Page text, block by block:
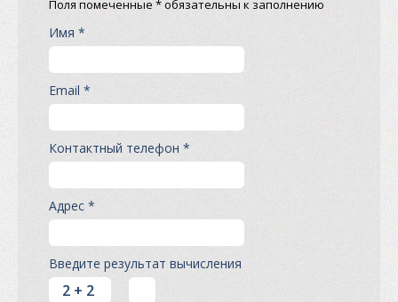
Поля помеченные * обязательны к заполнению
Имя *
Email *
Контактный телефон *
Адрес *
Введите результат вычисления